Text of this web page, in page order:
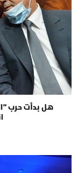
هل بدأت حرب